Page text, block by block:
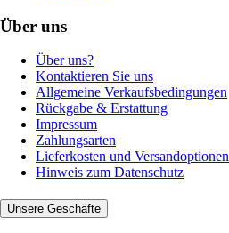
Über uns
Über uns?
Kontaktieren Sie uns
Allgemeine Verkaufsbedingungen
Rückgabe & Erstattung
Impressum
Zahlungsarten
Lieferkosten und Versandoptionen
Hinweis zum Datenschutz
Unsere Geschäfte